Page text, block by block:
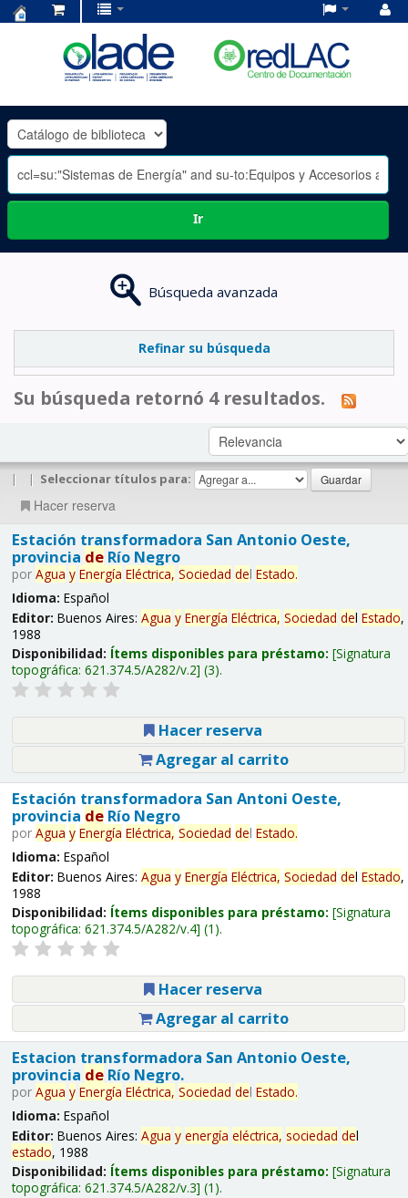
OLADE
-
Ir
Búsqueda avanzada
Refinar su búsqueda
Su búsqueda retornó 4 resultados.
| | Seleccionar títulos para:
Hacer reserva
Estación transformadora San Antonio Oeste,
provincia deRío Negro
por Agua y Energía Eléctrica, Sociedad del Estado.
Idioma: Español
Editor: Buenos Aires: Agua y Energía Eléctrica, Sociedad del Estado,
1988
Disponibilidad: Ítems disponibles para préstamo: Signatura
topográfica: 621.374.5/A282/v.2 (3).
Hacer reserva
Agregar al carrito
Estación transformadora San Antoni Oeste,
provincia deRío Negro
por Agua y Energía Eléctrica, Sociedad del Estado.
Idioma: Español
Editor: Buenos Aires: Agua y Energía Eléctrica, Sociedad del Estado,
1988
Disponibilidad: Ítems disponibles para préstamo: Signatura
topográfica: 621.374.5/A282/v.4 (1).
Hacer reserva
Agregar al carrito
Estacion transformadora San Antonio Oeste,
provincia deRío Negro.
por Agua y Energía Eléctrica, Sociedad del Estado.
Idioma: Español
Editor: Buenos Aires: Agua y energía eléctrica, sociedad del
estado, 1988
Disponibilidad: Ítems disponibles para préstamo: Signatura
topográfica: 621.374.5/A282/v.3 (1).